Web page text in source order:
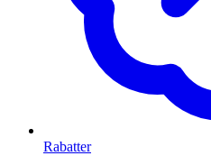
Rabatter